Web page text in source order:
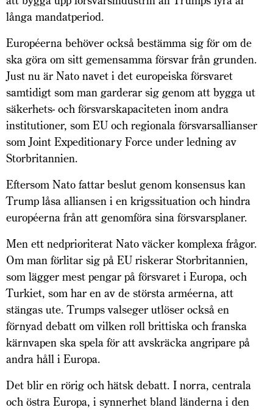
långa mandatperiod.
Européerna behöver också bestämma sig för om de
ska göra om sitt gemensamma försvar från grunden.
Just nu är Nato navet i det europeiska försvaret
samtidigt som man garderar sig genom att bygga ut
säkerhets- och försvarskapaciteten inom andra
institutioner, som EU och regionala försvarsallianser
som Joint Expeditionary Force under ledning av
Storbritannien.
Eftersom Nato fattar beslut genom konsensus kan
Trump låsa alliansen i en krigssituation och hindra
européerna från att genomföra sina försvarsplaner.
Men ett nedprioriterat Nato väcker komplexa frågor.
Om man förlitar sig på EU riskerar Storbritannien,
som lägger mest pengar på försvaret i Europa, och
Turkiet, som har en av de största arméerna, att
stängas ute. Trumps valseger utlöser också en
förnyad debatt om vilken roll brittiska och franska
kärnvapen ska spela för att avskräcka angripare på
andra håll i Europa.
Det blir en rörig och hätsk debatt. I norra, centrala
och östra Europa, i synnerhet bland länderna i den